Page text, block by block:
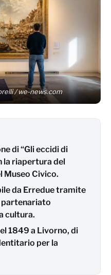
/ we-news.com
di “Gli eccidi di
la riapertura del
Museo Civico.
da Erredue tramite
partenariato
cultura.
1849 a Livorno, di
per la